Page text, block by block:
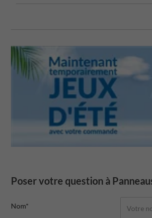
Poser votre question à
Nom*